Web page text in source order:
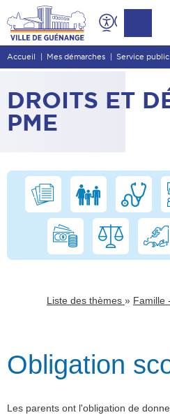
Contenu
Entête de page
Menu principal
Pied de page
Accueil Mes démarches Service public
DROITS ET
PME
Liste des thèmes » Famille
Obligation
Les parents ont l'obligation de